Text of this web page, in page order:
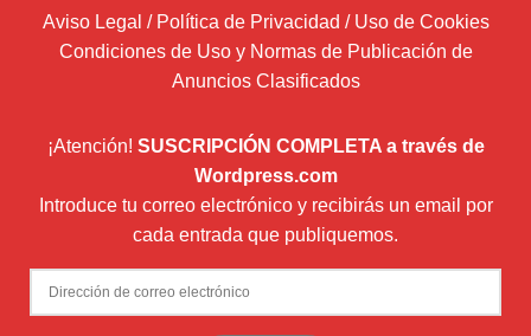
Aviso Legal / Política de Privacidad / Uso de Cookies
Condiciones de Uso y Normas de Publicación de
Anuncios Clasificados
¡Atención! SUSCRIPCIÓN COMPLETA a través de
Wordpress.com
Introduce tu correo electrónico y recibirás un email por
cada entrada que publiquemos.
Dirección
de